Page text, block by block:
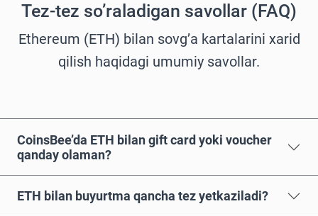
Tez-tez so’raladigan savollar (FAQ)
Ethereum (ETH) bilan sovg’a kartalarini xarid
qilish haqidagi umumiy savollar.
CoinsBee’da ETH bilan gift card yoki voucher
qanday olaman?
ETH bilan buyurtma qancha tez yetkaziladi?